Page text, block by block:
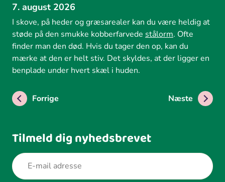
7. august 2026
I skove, på heder og græsarealer kan du være heldig at
støde på den smukke kobberfarvede stålorm. Ofte
finder man den død. Hvis du tager den op, kan du
mærke at den er helt stiv. Det skyldes, at der ligger en
benplade under hvert skæl i huden.
Forrige Næste
Tilmeld dig nyhedsbrevet